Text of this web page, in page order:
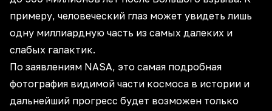
примеру, человеческий глаз может увидеть лишь
одну миллиардную часть из самых далеких и
слабых галактик.
По заявлениям NASA, это самая подробная
фотография видимой части космоса в истории и
дальнейший прогресс будет возможен только